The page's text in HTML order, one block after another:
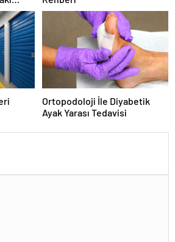
Ortopodoloji İle Diyabetik
Ayak Yarası Tedavisi